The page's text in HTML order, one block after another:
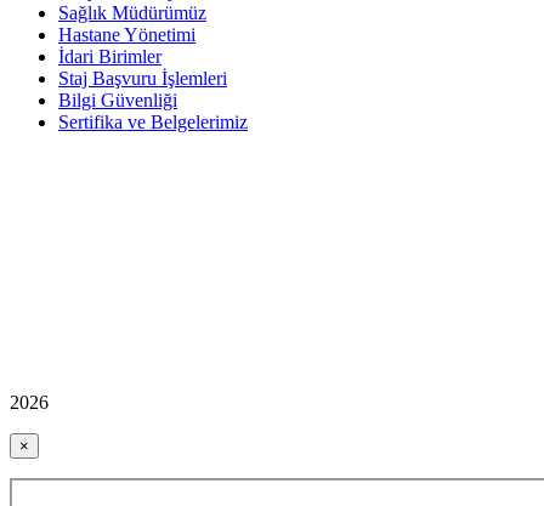
Sağlık Müdürümüz
Hastane Yönetimi
İdari Birimler
Staj Başvuru İşlemleri
Bilgi Güvenliği
Sertifika ve Belgelerimiz
2026
×